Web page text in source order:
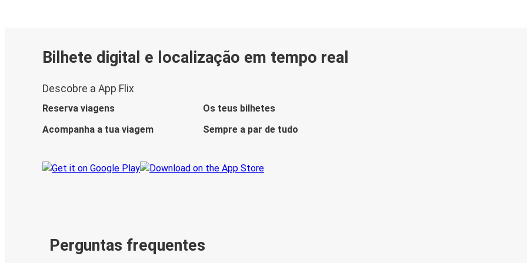
Bilhete digital e localização em tempo real
Descobre a App Flix
Reserva viagens
Os teus bilhetes
Acompanha a tua viagem
Sempre a par de tudo
Perguntas frequentes